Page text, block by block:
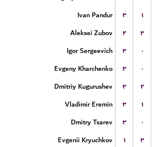
Ivan Pandur
۳ ۱
Aleksei Zubov
۲ ۳
Igor Sergeevich
۳ ۰
Evgeny Kharchenko
۳ ۰
Dmitriy Kugurushev
۳ ۲
Vladimir Eremin
۳ ۱
Dmitry Tsarev
۳ ۰
Evgenii Kryuchkov
۱ ۳